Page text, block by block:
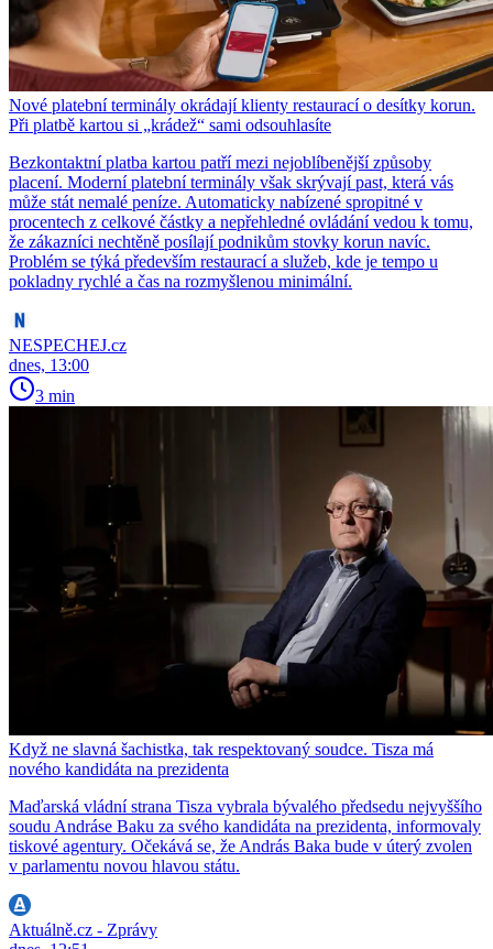
Nové platební terminály okrádají klienty restaurací o desítky korun.
Při platbě kartou si „krádež“ sami odsouhlasíte
Bezkontaktní platba kartou patří mezi nejoblíbenější způsoby
placení. Moderní platební terminály však skrývají past, která vás
může stát nemalé peníze. Automaticky nabízené spropitné v
procentech z celkové částky a nepřehledné ovládání vedou k tomu,
že zákazníci nechtěně posílají podnikům stovky korun navíc.
Problém se týká především restaurací a služeb, kde je tempo u
pokladny rychlé a čas na rozmyšlenou minimální.
NESPECHEJ.cz
dnes, 13:00
3 min
Když ne slavná šachistka, tak respektovaný soudce. Tisza má
nového kandidáta na prezidenta
Maďarská vládní strana Tisza vybrala bývalého předsedu nejvyššího
soudu Andráse Baku za svého kandidáta na prezidenta, informovaly
tiskové agentury. Očekává se, že András Baka bude v úterý zvolen
v parlamentu novou hlavou státu.
Aktuálně.cz - Zprávy